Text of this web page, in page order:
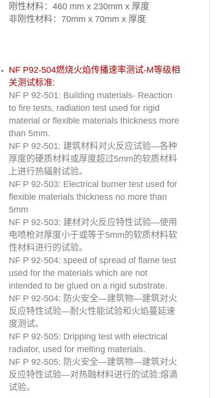
刚性材料：460 mm x 230mm x 厚度
非刚性材料：70mm x 70mm x 厚度
NF P92-504燃烧火焰传播速率测试-M等级相
关测试标准:
NF P 92-501: Building materials- Reaction
to fire tests, radiation test used for rigid
material or flexible materials thickness more
than 5mm.
NF P 92-501: 建筑材料对火反应试验—各种
厚度的硬质材料或厚度超过5mm的软质材料
上进行热辐射试验。
NF P 92-503: Electrical burner test used for
flexible materials thickness no more than
5mm
NF P 92-503: 建材对火反应特性试验—使用
电喷枪对厚度小于或等于5mm的软质材料软
性材料进行的试验。
NF P 92-504: speed of spread of flame test
used for the materials which are not
intended to be glued on a rigid substrate.
NF P 92-504: 防火安全—建筑物—建筑对火
反应特性试验—耐火性能试验和火焰蔓延速
度测试。
NF P 92-505: Dripping test with electrical
radiator, used for melting materials.
NF P 92-505: 防火安全—建筑物—建筑对火
反应特性试验—对热融材料进行的试验:熔滴
试验。